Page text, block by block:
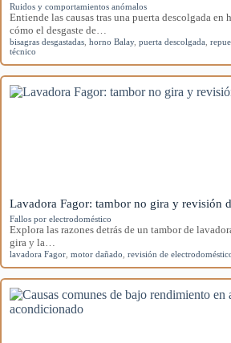
Ruidos y comportamientos anómalos
Entiende las causas tras una puerta descolgada en
cómo el desgaste de…
bisagras desgastadas horno Balay, puerta descolgada
técnico
Lavadora Fagor: tambor no gira y revisión
Fallos por electrodoméstico
Explora las razones detrás de un tambor de
gira y la…
lavadora Fagor motor dañado revisión de